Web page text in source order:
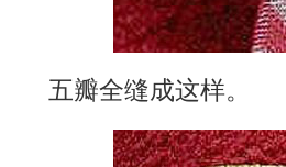
五瓣全缝成这样。